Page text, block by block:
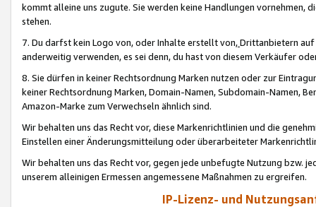
kommt alleine uns zugute. Sie werden keine Handlungen vornehmen,
stehen.
7. Du darfst kein Logo von, oder Inhalte erstellt von,Drittanbietern auf
anderweitig verwenden, es sei denn, du hast von diesem Verkäufer
8. Sie dürfen in keiner Rechtsordnung Marken nutzen oder zur
keiner Rechtsordnung Marken, Domain-Namen, Subdomain-Namen,
Amazon-Marke zum Verwechseln ähnlich sind.
Wir behalten uns das Recht vor, diese Markenrichtlinien und die
Einstellen einer Änderungsmitteilung oder überarbeiteter
Wir behalten uns das Recht vor, gegen jede unbefugte Nutzung bzw.
unserem alleinigen Ermessen angemessene Maßnahmen zu ergreifen.
IP-Lizenz- und